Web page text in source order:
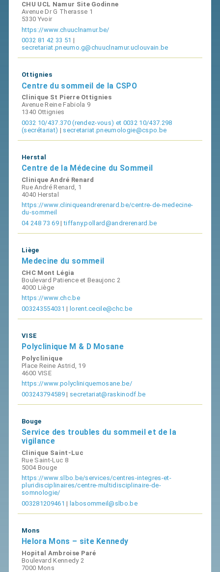
CHU UCL Namur Site Godinne
Avenue Dr G Therasse 1
5330 Yvoir
https://www.chuuclnamur.be/
0032 81 42 33 51 |
secretariat.pneumo.g@chuuclnamur.uclouvain.be
Ottignies
Centre du sommeil de la CSPO
Clinique St Pierre Ottignies
Avenue Reine Fabiola 9
1340 Ottignies
0032 10/437.370 (rendez-vous) et 0032 10/437.298
(secrétariat) | secretariat.pneumologie@cspo.be
Herstal
Centre de la Médecine du Sommeil
Clinique André Renard
Rue André Renard, 1
4040 Herstal
https://www.cliniqueandrerenard.be/centre-de-medecine-
du-sommeil
04 248 73 69|tiffany.pollard@andrerenard.be
Liège
Medecine du sommeil
CHC Mont Légia
Boulevard Patience et Beaujonc 2
4000 Liège
https://www.chc.be
003243554031 | lorent.cecile@chc.be
VISE
Polyclinique M & D Mosane
Polyclinique
Place Reine Astrid, 19
4600 VISE
https://www.polycliniquemosane.be/
003243794589| secretariat@raskinodf.be
Bouge
Service des troubles du sommeil et de la
vigilance
Clinique Saint-Luc
Rue Saint-Luc 8
5004 Bouge
https://www.slbo.be/services/centres-integres-et-
pluridisciplinaires/centre-multidisciplinaire-de-
somnologie/
003281209461 | labosommeil@slbo.be
Mons
Helora Mons – site Kennedy
Hopital Ambroise Paré
Boulevard Kennedy 2
7000 Mons